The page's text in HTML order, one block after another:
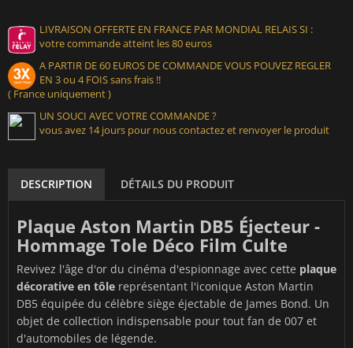
LIVRAISON OFFERTE EN FRANCE PAR MONDIAL RELAIS SI :
votre commande atteint les 80 euros
A PARTIR DE 60 EUROS DE COMMANDE VOUS POUVEZ REGLER
EN 3 ou 4 FOIS sans frais !!
( France uniquement )
UN SOUCI AVEC VOTRE COMMANDE ?
vous avez 14 jours pour nous contactez et renvoyer le produit
DESCRIPTION DÉTAILS DU PRODUIT
Plaque Aston Martin DB5 Éjecteur -
Hommage Tole Déco Film Culte
Revivez l'âge d'or du cinéma d'espionnage avec cette plaque
décorative en tôle représentant l'iconique Aston Martin
DB5 équipée du célèbre siège éjectable de James Bond. Un
objet de collection indispensable pour tout fan de 007 et
d'automobiles de légende.